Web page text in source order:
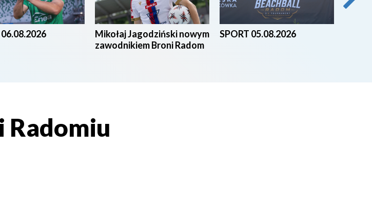
Mikołaj Jagodziński nowym
zawodnikiem Broni Radom
SPORT 05.08.2026
Radomiu